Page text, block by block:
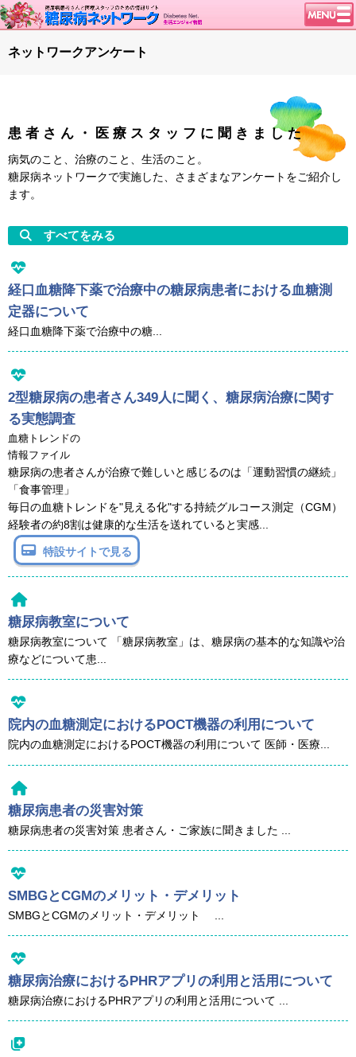
トップページ
特集・連載
腎臓の健康道
インスリンポンプ
グリコアルブミン
特集・連載 一覧へ
1型ライフ
ネットワークアンケート
患者さん・医療スタッフに聞きました
病気のこと、治療のこと、生活のこと。
糖尿病ネットワークで実施した、さまざまなアンケートをご紹介し
ます。
すべてをみる
経口血糖降下薬で治療中の糖尿病患者における血糖測
定器について
経口血糖降下薬で治療中の糖...
2型糖尿病の患者さん349人に聞く、糖尿病治療に関す
る実態調査
血糖トレンドの
情報ファイル
糖尿病の患者さんが治療で難しいと感じるのは「運動習慣の継続」
「食事管理」
毎日の血糖トレンドを"見える化"する持続グルコース測定（CGM）
経験者の約8割は健康的な生活を送れていると実感...
特設サイトで見る
糖尿病教室について
糖尿病教室について 「糖尿病教室」は、糖尿病の基本的な知識や治
療などについて患...
院内の血糖測定におけるPOCT機器の利用について
院内の血糖測定におけるPOCT機器の利用について 医師・医療...
糖尿病患者の災害対策
糖尿病患者の災害対策 患者さん・ご家族に聞きました ...
SMBGとCGMのメリット・デメリット
SMBGとCGMのメリット・デメリット ...
糖尿病治療におけるPHRアプリの利用と活用について
糖尿病治療におけるPHRアプリの利用と活用について ...